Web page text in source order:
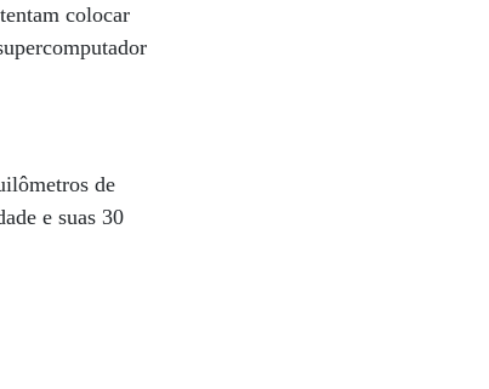
colocar
de
e suas 30